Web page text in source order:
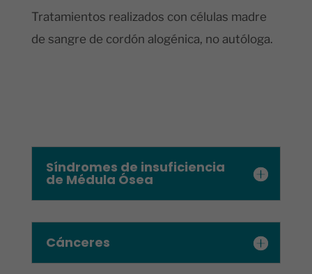
Tratamientos realizados con células madre
de sangre de cordón alogénica, no autóloga.
Síndromes de insuficiencia
de Médula Ósea
Cánceres